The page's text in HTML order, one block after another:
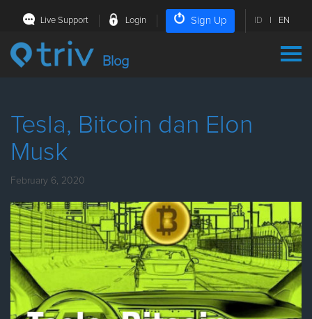
Live Support Login Sign Up ID EN
Blog
Tesla, Bitcoin dan Elon
Musk
February 6, 2020